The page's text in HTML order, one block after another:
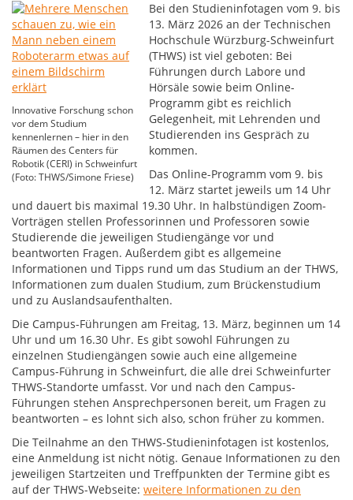
Innovative Forschung schon
vor dem Studium
kennenlernen – hier in den
Räumen des Centers für
Robotik (CERI) in Schweinfurt
(Foto: THWS/Simone Friese)
Bei den Studieninfotagen vom 9. bis
13. März 2026 an der Technischen
Hochschule Würzburg-Schweinfurt
(THWS) ist viel geboten: Bei
Führungen durch Labore und
Hörsäle sowie beim Online-
Programm gibt es reichlich
Gelegenheit, mit Lehrenden und
Studierenden ins Gespräch zu
kommen.
Das Online-Programm vom 9. bis
12. März startet jeweils um 14 Uhr
und dauert bis maximal 19.30 Uhr. In halbstündigen Zoom-
Vorträgen stellen Professorinnen und Professoren sowie
Studierende die jeweiligen Studiengänge vor und
beantworten Fragen. Außerdem gibt es allgemeine
Informationen und Tipps rund um das Studium an der THWS,
Informationen zum dualen Studium, zum Brückenstudium
und zu Auslandsaufenthalten.
Die Campus-Führungen am Freitag, 13. März, beginnen um 14
Uhr und um 16.30 Uhr. Es gibt sowohl Führungen zu
einzelnen Studiengängen sowie auch eine allgemeine
Campus-Führung in Schweinfurt, die alle drei Schweinfurter
THWS-Standorte umfasst. Vor und nach den Campus-
Führungen stehen Ansprechpersonen bereit, um Fragen zu
beantworten – es lohnt sich also, schon früher zu kommen.
Die Teilnahme an den THWS-Studieninfotagen ist kostenlos,
eine Anmeldung ist nicht nötig. Genaue Informationen zu den
jeweiligen Startzeiten und Treffpunkten der Termine gibt es
auf der THWS-Webseite: weitere Informationen zu den